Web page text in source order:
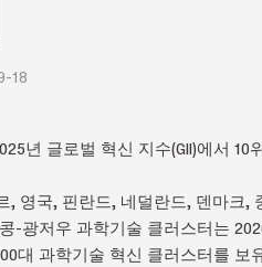
18
년 글로벌 혁신 지수(GII)에서
영국, 핀란드, 네덜란드, 덴마크,
-광저우 과학기술 클러스터는
대 과학기술 혁신 클러스터를